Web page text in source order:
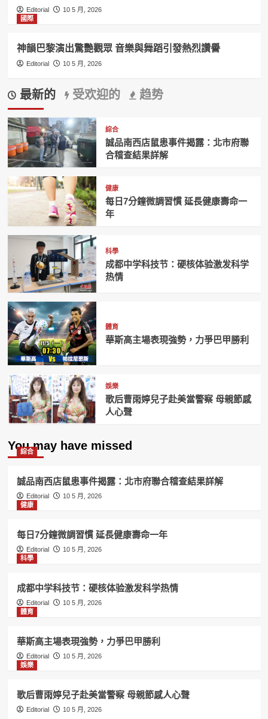
Editorial
10 5 月, 2026
國際
神韻巴黎演出驚艷觀眾 音樂與舞蹈引發熱烈讚譽
Editorial 10 5 月, 2026
最新的 受欢迎的 趋势
綜合
誠品南西店鼠患事件揭露：北市府聯
合稽查結果詳解
健康
每日7分鐘微調習慣 延長健康壽命一
年
科學
成都中学科技节：硬核体验激发科学
热情
體育
華斯高主場表現強勢，力爭巴甲勝利
娛樂
歌后曹雨婷兒子赴美當警察 母親節感
人心聲
You may have missed
綜合
誠品南西店鼠患事件揭露：北市府聯合稽查結果詳解
Editorial
10 5 月, 2026
健康
每日7分鐘微調習慣 延長健康壽命一年
Editorial
10 5 月, 2026
科學
成都中学科技节：硬核体验激发科学热情
Editorial
10 5 月, 2026
體育
華斯高主場表現強勢，力爭巴甲勝利
Editorial
10 5 月, 2026
娛樂
歌后曹雨婷兒子赴美當警察 母親節感人心聲
Editorial 10 5 月, 2026